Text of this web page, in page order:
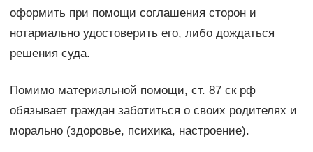
оформить при помощи соглашения сторон и
нотариально удостоверить его, либо дождаться
решения суда.
Помимо материальной помощи, ст. 87 ск рф
обязывает граждан заботиться о своих родителях и
морально (здоровье, психика, настроение).